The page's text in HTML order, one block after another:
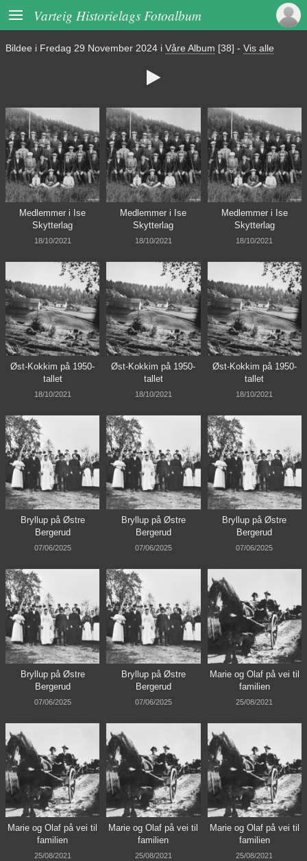
 Varteig Historielags Fotoalbum
Bildee i Fredag 29 November 2024 i Våre Album [38] - Vis alle

Medlemmer i Ise
Skytterlag
18/10/2021
Medlemmer i Ise
Skytterlag
18/10/2021
Medlemmer i Ise
Skytterlag
18/10/2021
Øst-Kokkim på 1950-
tallet
18/10/2021
Øst-Kokkim på 1950-
tallet
18/10/2021
Øst-Kokkim på 1950-
tallet
18/10/2021
Bryllup på Østre
Bergerud
07/06/2025
Bryllup på Østre
Bergerud
07/06/2025
Bryllup på Østre
Bergerud
07/06/2025
Bryllup på Østre
Bergerud
07/06/2025
Bryllup på Østre
Bergerud
07/06/2025
Marie og Olaf på vei til
familien
25/08/2021
Marie og Olaf på vei til
familien
25/08/2021
Marie og Olaf på vei til
familien
25/08/2021
Marie og Olaf på vei til
familien
25/08/2021